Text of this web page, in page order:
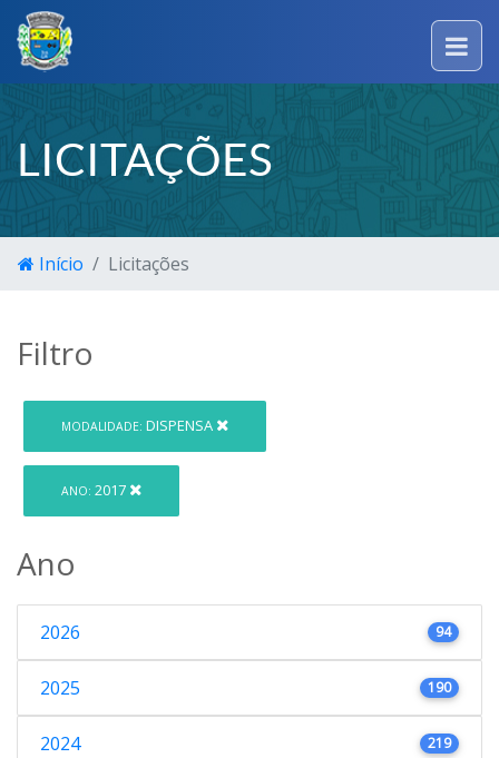
LICITAÇÕES
Início Licitações
Filtro
MODALIDADE: DISPENSA
ANO: 2017
Ano
2026 94
2025 190
2024 219